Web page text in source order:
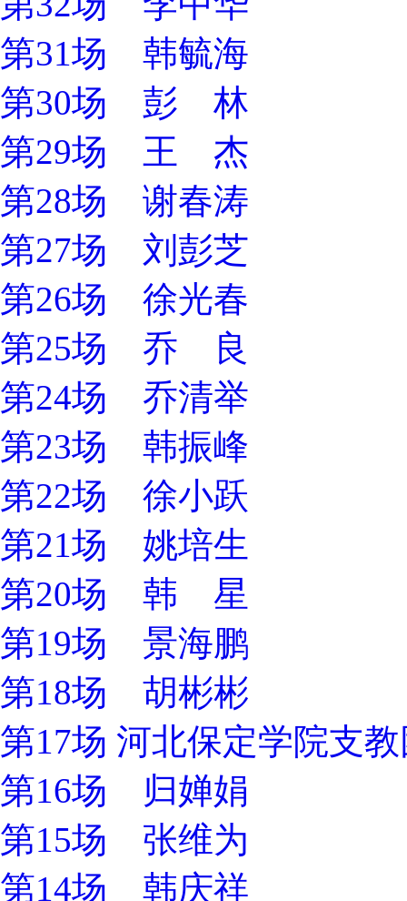
第31场 韩毓海
第30场 彭 林
第29场 王 杰
第28场 谢春涛
第27场 刘彭芝
第26场 徐光春
第25场 乔 良
第24场 乔清举
第23场 韩振峰
第22场 徐小跃
第21场 姚培生
第20场 韩 星
第19场 景海鹏
第18场 胡彬彬
第17场 河北保定学院支
第16场 归婵娟
第15场 张维为
第14场 韩庆祥